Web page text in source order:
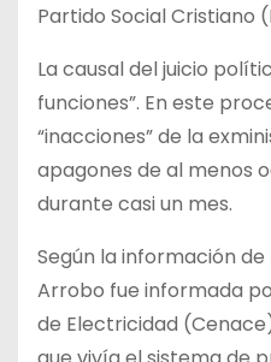
Partido Social Cristiano
La causal del juicio
funciones”. En este
“inacciones” de la
apagones de al menos
durante casi un mes.
Según la información
Arrobo fue informada
de Electricidad